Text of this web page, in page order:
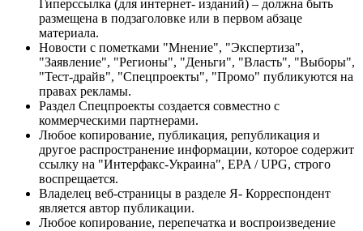
Гиперссылка (для интернет- изданий) – должна быть
размещена в подзаголовке или в первом абзаце
материала.
Новости с пометками "Мнение", "Экспертиза",
"Заявление", "Регионы", "Деньги", "Власть", "Выборы",
"Тест-драйв", "Спецпроекты", "Промо" публикуются на
правах рекламы.
Раздел Спецпроекты создается совместно с
коммерческими партнерами.
Любое копирование, публикация, републикация и
другое распространение информации, которое содержит
ссылку на "Интерфакс-Украина", EPA / UPG, строго
воспрещается.
Владелец веб-страницы в разделе Я- Корреспондент
является автор публикации.
Любое копирование, перепечатка и воспроизведение